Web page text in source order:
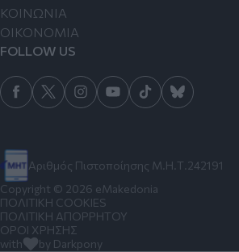
Αριθμός Πιστοποίησης Μ.Η.Τ.242191
ΚΟΙΝΩΝΙΑ
ΟΙΚΟΝΟΜΙΑ
FOLLOW US
Copyright © 2026 eMakedonia
ΠΟΛΙΤΙΚΗ COOKIES
ΠΟΛΙΤΙΚΗ ΑΠΟΡΡΗΤΟΥ
ΟΡΟΙ ΧΡΗΣΗΣ
with
by Darkpony